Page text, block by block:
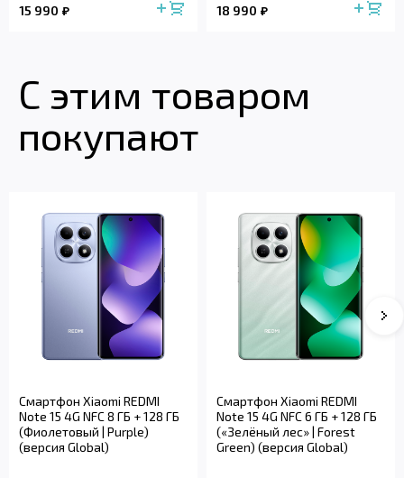
15 990 18 990
С этим товаром
покупают
Смартфон Xiaomi REDMI
Note 15 4G NFC 8 ГБ + 128 ГБ
(Фиолетовый | Purple)
(версия Global)
Смартфон Xiaomi REDMI
Note 15 4G NFC 6 ГБ + 128 ГБ
(«Зелёный лес» | Forest
Green) (версия Global)